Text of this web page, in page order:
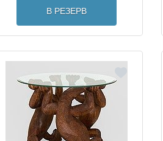
В РЕЗЕРВ